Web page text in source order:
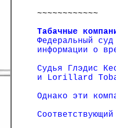
~~~~~~~~~~~~
Табачные
Федеральный
информации о
Судья Глэдис
и Lorillard
Однако эти